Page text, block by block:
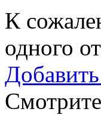
К
одного